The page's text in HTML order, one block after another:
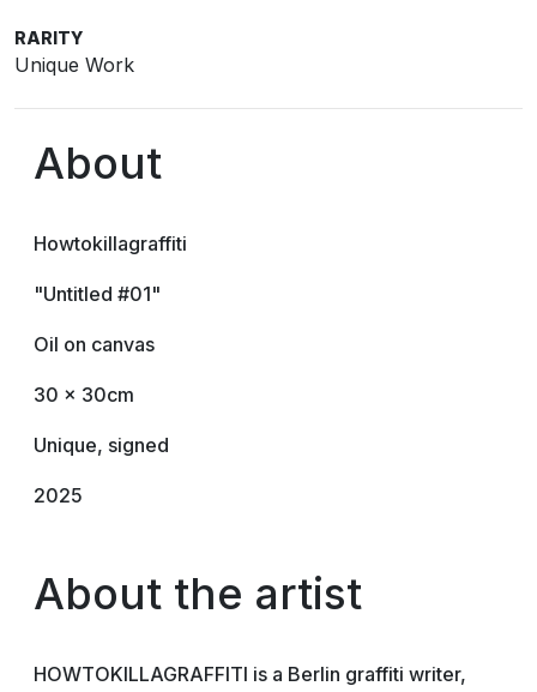
RARITY
Unique Work
About
Howtokillagraffiti
"Untitled #01"
Oil on canvas
30 x 30cm
Unique, signed
2025
About the artist
HOWTOKILLAGRAFFITI is a Berlin graffiti writer,